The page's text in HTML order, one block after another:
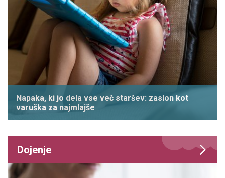
Napaka, ki jo dela vse več staršev: zaslon kot
varuška za najmlajše
Dojenje